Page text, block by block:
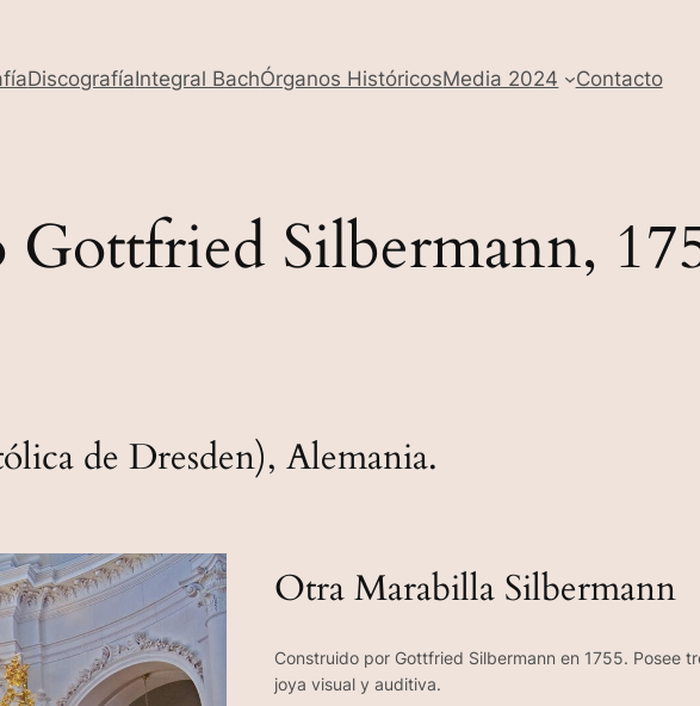
DiscografíaIntegral BachÓrganos HistóricosMedia 2024 Contacto
Gottfried Silbermann,
de Dresden), Alemania.
Otra Marabilla Silbermann
Construido por Gottfried Silbermann en 1755. Posee
joya visual y auditiva.